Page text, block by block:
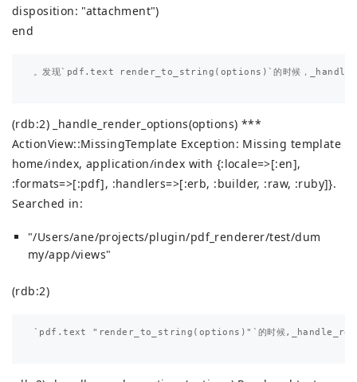
disposition: "attachment")
end
。发现`pdf.text render_to_string(options)`的时候，
(rdb:2) _handle_render_options(options) ***
ActionView::MissingTemplate Exception: Missing template
home/index, application/index with {:locale=>[:en],
:formats=>[:pdf], :handlers=>[:erb, :builder, :raw, :ruby]}.
Searched in:
"/Users/ane/projects/plugin/pdf_renderer/test/dum
my/app/views"
(rdb:2)
`pdf.text "render_to_string(options)"`的时候